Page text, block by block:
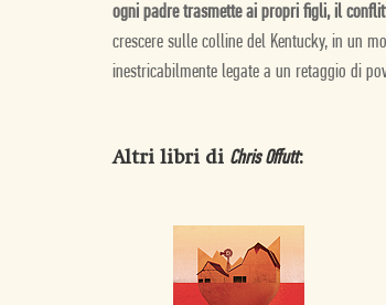
ogni padre trasmette ai propri figli, il
crescere sulle colline del Kentucky, in un
inestricabilmente legate a un retaggio di
Altri libri di Chris Offutt: